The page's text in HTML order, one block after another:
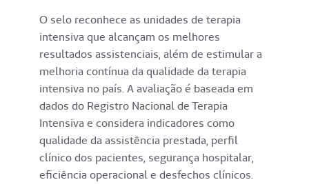
O selo reconhece as unidades de terapia
intensiva que alcançam os melhores
resultados assistenciais, além de estimular a
melhoria contínua da qualidade da terapia
intensiva no país. A avaliação é baseada em
dados do Registro Nacional de Terapia
Intensiva e considera indicadores como
qualidade da assistência prestada, perfil
clínico dos pacientes, segurança hospitalar,
eficiência operacional e desfechos clínicos.